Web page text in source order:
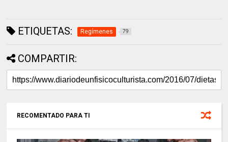
ETIQUETAS: Regímenes 79
COMPARTIR:
RECOMENTADO PARA TI